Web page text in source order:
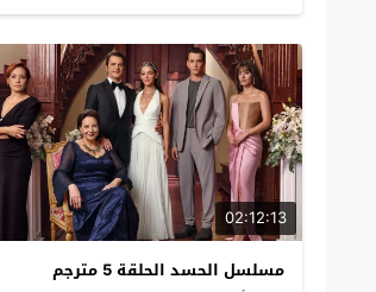
02:12:13
مسلسل الحسد الحلقة 5 مترجم